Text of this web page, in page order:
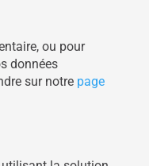
ou pour
données
sur notrepage